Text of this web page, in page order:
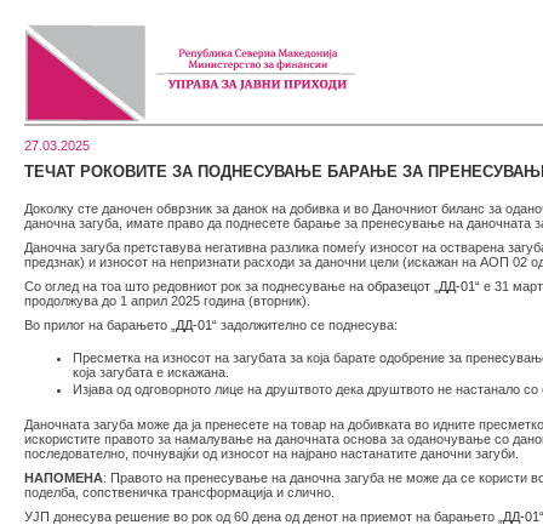
27.03.2025
ТЕЧАТ РОКОВИТЕ ЗА ПОДНЕСУВАЊЕ БАРАЊЕ ЗА
Доколку сте даночен обврзник за данок на добивка и во Даночниот биланс за
даночна загуба, имате право да поднесете барање за пренесување на даночната
Даночна загуба претставува негативна разлика помеѓу износот на остварена
предзнак) и износот на непризнати расходи за даночни цели (искажан на АОП 02
Со оглед на тоа што редовниот рок за поднесување на образецот „ДД-01“ е 31
продолжува до 1 април 2025 година (вторник).
Во прилог на барањето
„ДД-01“ задолжително се поднесува:
Пресметка на износот на загубата за која барате одобрение за
која загубата е искажана.
Изјава од одговорното лице на друштвото дека друштвото не настанало
Даночната загуба може да ја пренесете на товар на добивката во идните
искористите правото за намалување на даночната основа за оданочување со
последователно, почнувајќи од износот на најрано настанатите даночни загуби.
НАПОМЕНА: Правото на пренесување на даночна загуба не може да се користи
поделба, сопственичка трансформација и слично.
УЈП донесува решение во рок од 60 дена од денот на приемот на барањето
„ДД-01“